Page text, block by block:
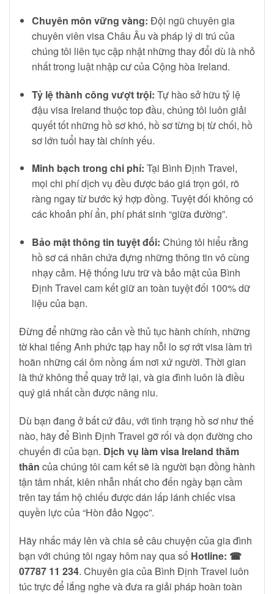
Chuyên môn vững vàng: Đội ngũ chuyên gia
chuyên viên visa Châu Âu và pháp lý di trú của
chúng tôi liên tục cập nhật những thay đổi dù là nhỏ
nhất trong luật nhập cư của Cộng hòa Ireland.
Tỷ lệ thành công vượt trội: Tự hào sở hữu tỷ lệ
đậu visa Ireland thuộc top đầu, chúng tôi luôn giải
quyết tốt những hồ sơ khó, hồ sơ từng bị từ chối, hồ
sơ lớn tuổi hay tài chính yếu.
Minh bạch trong chi phí: Tại Bình Định Travel,
mọi chi phí dịch vụ đều được báo giá trọn gói, rõ
ràng ngay từ bước ký hợp đồng. Tuyệt đối không có
các khoản phí ẩn, phí phát sinh “giữa đường”.
Bảo mật thông tin tuyệt đối: Chúng tôi hiểu rằng
hồ sơ cá nhân chứa đựng những thông tin vô cùng
nhạy cảm. Hệ thống lưu trữ và bảo mật của Bình
Định Travel cam kết giữ an toàn tuyệt đối 100% dữ
liệu của bạn.
Đừng để những rào cản về thủ tục hành chính, những
tờ khai tiếng Anh phức tạp hay nỗi lo sợ rớt visa làm trì
hoãn những cái ôm nồng ấm nơi xứ người. Thời gian
là thứ không thể quay trở lại, và gia đình luôn là điều
quý giá nhất cần được nâng niu.
Dù bạn đang ở bất cứ đâu, với tình trạng hồ sơ như thế
nào, hãy để Bình Định Travel gỡ rối và dọn đường cho
chuyến đi của bạn. Dịch vụ làm visa Ireland thăm
thân của chúng tôi cam kết sẽ là người bạn đồng hành
tận tâm nhất, kiên nhẫn nhất cho đến ngày bạn cầm
trên tay tấm hộ chiếu được dán lấp lánh chiếc visa
quyền lực của “Hòn đảo Ngọc”.
Hãy nhấc máy lên và chia sẻ câu chuyện của gia đình
bạn với chúng tôi ngay hôm nay qua số Hotline: ☎
07787 11 234. Chuyên gia của Bình Định Travel luôn
túc trực để lắng nghe và đưa ra giải pháp hoàn toàn